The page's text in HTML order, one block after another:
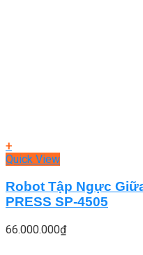
+
Quick View
Robot Tập Ngực
PRESS SP-4505
66.000.000₫